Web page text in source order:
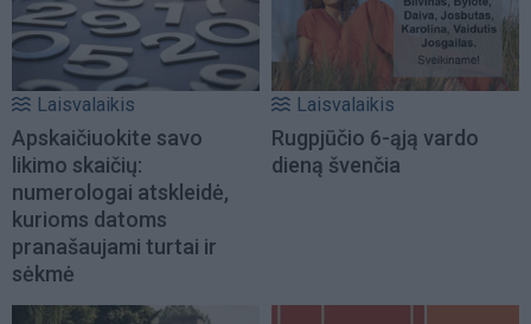
Laisvalaikis
Apskaičiuokite savo
likimo skaičių:
numerologai atskleidė,
kurioms datoms
pranašaujami turtai ir
sėkmė
Laisvalaikis
Rugpjūčio 6-ąją vardo
dieną švenčia